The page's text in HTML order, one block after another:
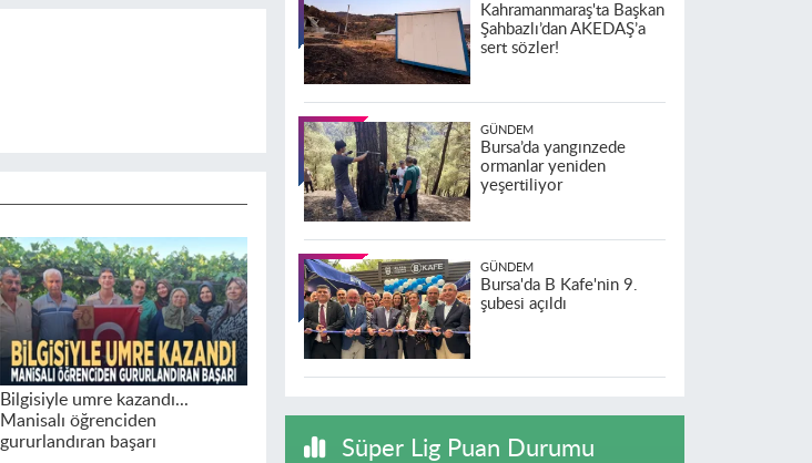
Bilgisiyle umre kazandı...
Manisalı öğrenciden
gururlandıran başarı
Kahramanmaraş'ta Başkan
Şahbazlı’dan AKEDAŞ’a
sert sözler!
GÜNDEM
Bursa’da yangınzede
ormanlar yeniden
yeşertiliyor
GÜNDEM
Bursa'da B Kafe'nin 9.
şubesi açıldı
Süper Lig Puan Durumu